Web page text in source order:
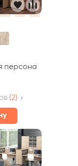
персонала Work
(2)